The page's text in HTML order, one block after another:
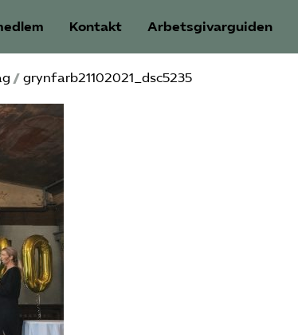
Kontakt Arbetsgivarguiden
/ grynfarb21102021_dsc5235